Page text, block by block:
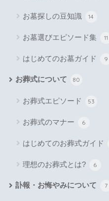
お墓探しの豆知識 14
お墓選びエピソード集 11
はじめてのお墓ガイド 9
お葬式について 80
お葬式エピソード 53
お葬式のマナー 6
はじめてのお葬式ガイド
理想のお葬式とは? 6
訃報・お悔やみについて 7